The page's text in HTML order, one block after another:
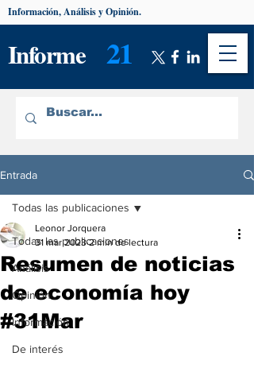
Informe 21
Información, Análisis y Opinión.
Entrada
Todas las publicaciones
Análisis
Opinión
Información
De interés
Todas las publicaciones
Resumen de noticias
de economía hoy
#31Mar
Leonor Jorquera
31 mar 2023 2 min de lectura